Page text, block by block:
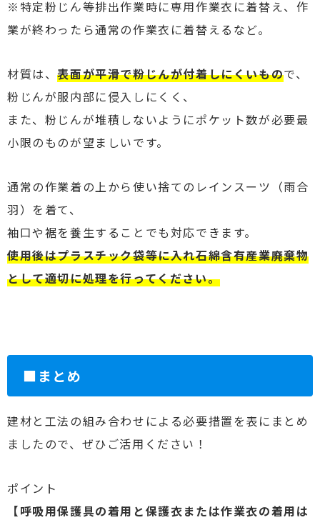
※特定粉じん等排出作業時に専用作業衣に着替え、作
業が終わったら通常の作業衣に着替えるなど。
材質は、表面が平滑で粉じんが付着しにくいもので、
粉じんが服内部に侵入しにくく、
また、粉じんが堆積しないようにポケット数が必要最
小限のものが望ましいです。
通常の作業着の上から使い捨てのレインスーツ（雨合
羽）を着て、
袖口や裾を養生することでも対応できます。
使用後はプラスチック袋等に入れ石綿含有産業廃棄物
として適切に処理を行ってください。
■まとめ
建材と工法の組み合わせによる必要措置を表にまとめ
ましたので、ぜひご活用ください！
ポイント
【呼吸用保護具の着用と保護衣または作業衣の着用は